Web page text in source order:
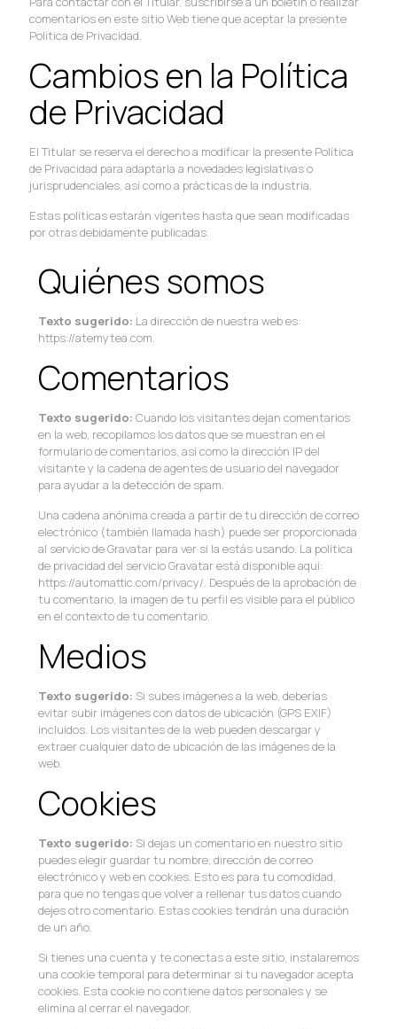
comentarios en este sitio Web tiene que aceptar la presente
Política de Privacidad.
Cambios en la Política
de Privacidad
El Titular se reserva el derecho a modificar la presente Política
de Privacidad para adaptarla a novedades legislativas o
jurisprudenciales, así como a prácticas de la industria.
Estas políticas estarán vigentes hasta que sean modificadas
por otras debidamente publicadas.
Quiénes somos
Texto sugerido: La dirección de nuestra web es:
https://atemytea.com.
Comentarios
Texto sugerido: Cuando los visitantes dejan comentarios
en la web, recopilamos los datos que se muestran en el
formulario de comentarios, así como la dirección IP del
visitante y la cadena de agentes de usuario del navegador
para ayudar a la detección de spam.
Una cadena anónima creada a partir de tu dirección de correo
electrónico (también llamada hash) puede ser proporcionada
al servicio de Gravatar para ver si la estás usando. La política
de privacidad del servicio Gravatar está disponible aquí:
https://automattic.com/privacy/. Después de la aprobación de
tu comentario, la imagen de tu perfil es visible para el público
en el contexto de tu comentario.
Medios
Texto sugerido: Si subes imágenes a la web, deberías
evitar subir imágenes con datos de ubicación (GPS EXIF)
incluidos. Los visitantes de la web pueden descargar y
extraer cualquier dato de ubicación de las imágenes de la
web.
Cookies
Texto sugerido: Si dejas un comentario en nuestro sitio
puedes elegir guardar tu nombre, dirección de correo
electrónico y web en cookies. Esto es para tu comodidad,
para que no tengas que volver a rellenar tus datos cuando
dejes otro comentario. Estas cookies tendrán una duración
de un año.
Si tienes una cuenta y te conectas a este sitio, instalaremos
una cookie temporal para determinar si tu navegador acepta
cookies. Esta cookie no contiene datos personales y se
elimina al cerrar el navegador.